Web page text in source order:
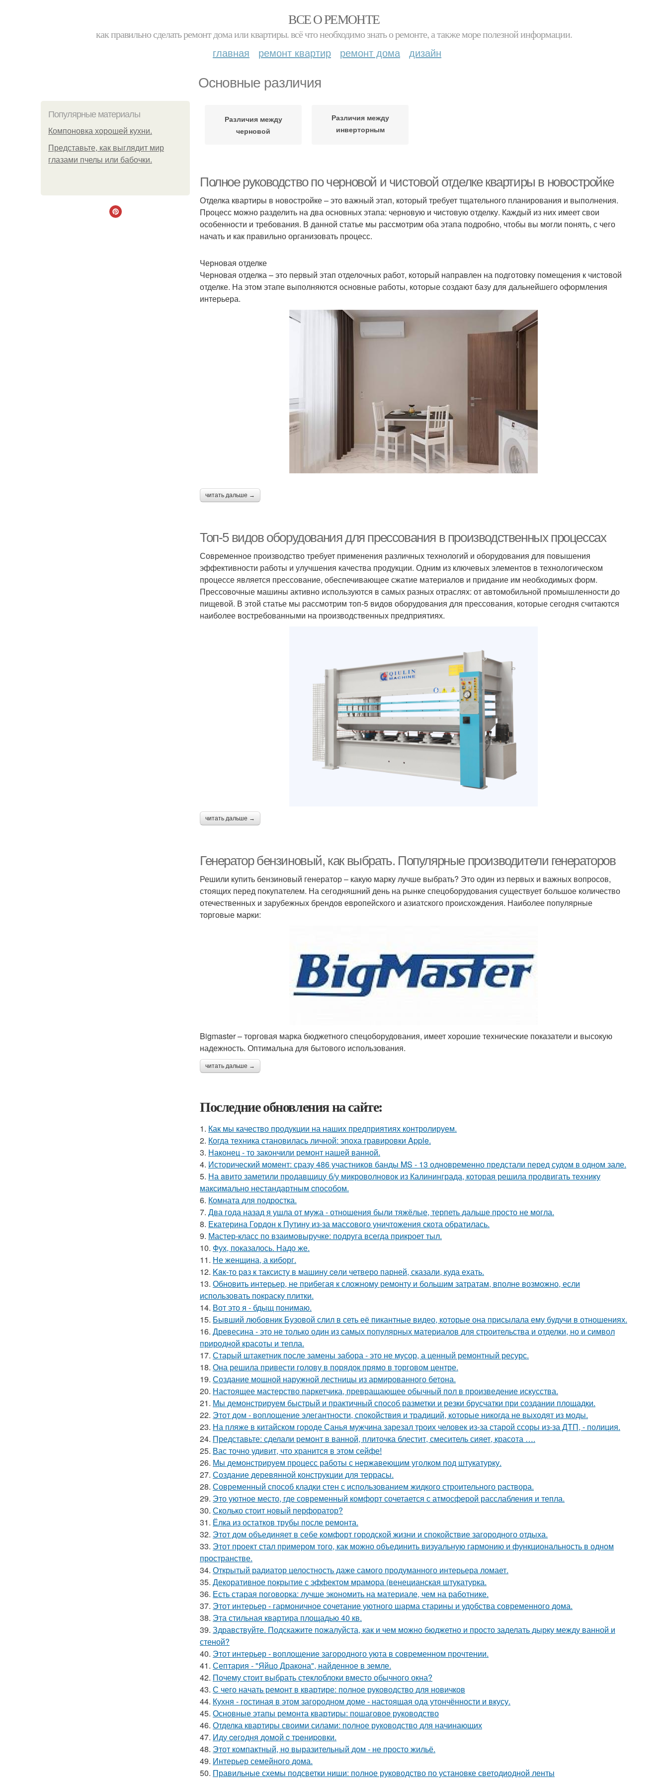
ВСЕ О РЕМОНТЕ
как правильно сделать ремонт дома или квартиры. всё что необходимо знать о ремонте, а также море полезной информации.
главная ремонт квартир ремонт дома дизайн
Основные различия
Популярные материалы
Компоновка хорошей кухни.
Представьте, как выглядит мир
глазами пчелы или бабочки.
Различия между
черновой
Различия между
инверторным
Полное руководство по черновой и чистовой отделке квартиры в новостройке
Отделка квартиры в новостройке – это важный этап, который требует тщательного планирования и выполнения.
Процесс можно разделить на два основных этапа: черновую и чистовую отделку. Каждый из них имеет свои
особенности и требования. В данной статье мы рассмотрим оба этапа подробно, чтобы вы могли понять, с чего
начать и как правильно организовать процесс.
Черновая отделке
Черновая отделка – это первый этап отделочных работ, который направлен на подготовку помещения к чистовой
отделке. На этом этапе выполняются основные работы, которые создают базу для дальнейшего оформления
интерьера.
читать дальше →
Топ-5 видов оборудования для прессования в производственных процессах
Современное производство требует применения различных технологий и оборудования для повышения
эффективности работы и улучшения качества продукции. Одним из ключевых элементов в технологическом
процессе является прессование, обеспечивающее сжатие материалов и придание им необходимых форм.
Прессовочные машины активно используются в самых разных отраслях: от автомобильной промышленности до
пищевой. В этой статье мы рассмотрим топ-5 видов оборудования для прессования, которые сегодня считаются
наиболее востребованными на производственных предприятиях.
читать дальше →
Генератор бензиновый, как выбрать. Популярные производители генераторов
Решили купить бензиновый генератор – какую марку лучше выбрать? Это один из первых и важных вопросов,
стоящих перед покупателем. На сегодняшний день на рынке спецоборудования существует большое количество
отечественных и зарубежных брендов европейского и азиатского происхождения. Наиболее популярные
торговые марки:
Bigmaster – торговая марка бюджетного спецоборудования, имеет хорошие технические показатели и высокую
надежность. Оптимальна для бытового использования.
читать дальше →
Последние обновления на сайте:
1. Как мы качество продукции на наших предприятиях контролируем.
2. Когда техника становилась личной: эпоха гравировки Apple.
3. Наконец - то закончили ремонт нашей ванной.
4. Исторический момент: сразу 486 участников банды MS - 13 одновременно предстали перед судом в одном зале.
5. На aвито заметили продавщицу б/у микроволновок из Калининграда, которая решила продвигать технику
максимально нестандартным cпособом.
6. Комната для подростка.
7. Два года назад я ушла от мужа - отношения были тяжёлые, терпеть дальше просто не могла.
8. Екатерина Гордон к Путину из-за массового уничтожения скота обратилась.
9. Мастер-класс по взаимовыручке: подруга всегда прикроет тыл.
10. Фух, показалось. Надо же.
11. Не женщина, а киборг.
12. Kaк-то paз к таксисту в машину ceли четверо парней, сказали, куда ехать.
13. Обновить интерьер, не прибегая к сложному ремонту и большим затратам, вполне возможно, если
использовать покраску плитки.
14. Вот это я - бдыщ понимаю.
15. Бывший любовник Бузовой слил в сеть её пикантные видео, которые она присылала ему будучи в отношениях.
16. Древесина - это не только один из самых популярных материалов для строительства и отделки, но и символ
природной красоты и тепла.
17. Старый штакетник после замены забора - это не мусор, а ценный ремонтный ресурс.
18. Она решила привести голову в порядок прямо в торговом центре.
19. Создание мощной наружной лестницы из армированного бетона.
20. Настоящее мастерство паркетчика, превращающее обычный пол в произведение искусства.
21. Мы демонстрируем быстрый и практичный способ разметки и резки брусчатки при создании площадки.
22. Этот дом - воплощение элегантности, спокойствия и традиций, которые никогда не выходят из моды.
23. На пляже в китайском городе Санья мужчина зарезал троих человек из-за старой ссоры из-за ДТП, - полиция.
24. Представьте: сделали ремонт в ванной, плиточка блестит, смеситель сияет, красота ….
25. Вас точно удивит, что хранится в этом сейфе!
26. Мы демонстрируем процесс работы с нержавеющим уголком под штукатурку.
27. Создание деревянной конструкции для террасы.
28. Современный способ кладки стен с использованием жидкого строительного раствора.
29. Это уютное место, где современный комфорт сочетается с атмосферой расслабления и тепла.
30. Сколько стоит новый перфоратор?
31. Ёлка из остатков трубы после ремонта.
32. Этот дом объединяет в себе комфорт городской жизни и спокойствие загородного отдыха.
33. Этот проект стал примером того, как можно объединить визуальную гармонию и функциональность в одном
пространстве.
34. Открытый радиатор целостность даже самого продуманного интерьера ломает.
35. Декоративное покрытие с эффектом мрамора (венецианская штукатурка.
36. Есть старая поговорка: лучше экономить на материале, чем на работнике.
37. Этот интерьер - гармоничное сочетание уютного шарма старины и удобства современного дома.
38. Эта стильная квартира площадью 40 кв.
39. Здравствуйте. Подскажите пожалуйста, как и чем можно бюджетно и просто заделать дырку между ванной и
стеной?
40. Этот интерьер - воплощение загородного уюта в современном прочтении.
41. Септария - "Яйцо Дракона", найденное в земле.
42. Почему стоит выбрать стеклоблоки вместо обычного окна?
43. С чего начать ремонт в квартире: полное руководство для новичков
44. Кухня - гостиная в этом загородном доме - настоящая ода утончённости и вкусу.
45. Основные этапы ремонта квартиры: пошаговое руководство
46. Отделка квартиры своими силами: полное руководство для начинающих
47. Иду ceгoдня дoмoй c тpeниpoвки.
48. Этот компактный, но выразительный дом - не просто жильё.
49. Интерьер семейного дома.
50. Правильные схемы подсветки ниши: полное руководство по установке светодиодной ленты